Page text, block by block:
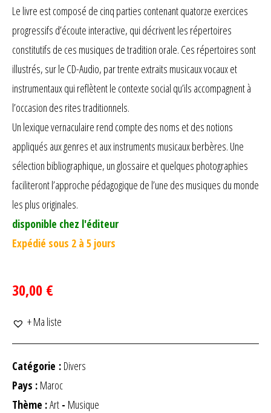
Le livre est composé de cinq parties contenant quatorze exercices
progressifs d’écoute interactive, qui décrivent les répertoires
constitutifs de ces musiques de tradition orale. Ces répertoires sont
illustrés, sur le CD-Audio, par trente extraits musicaux vocaux et
instrumentaux qui reflètent le contexte social qu’ils accompagnent à
l’occasion des rites traditionnels.
Un lexique vernaculaire rend compte des noms et des notions
appliqués aux genres et aux instruments musicaux berbères. Une
sélection bibliographique, un glossaire et quelques photographies
faciliteront l’approche pédagogique de l’une des musiques du monde
les plus originales.
disponible chez l'éditeur
Expédié sous 2 à 5 jours
30,00 €
+ Ma liste
Catégorie : Divers
Pays : Maroc
Thème :Art - Musique